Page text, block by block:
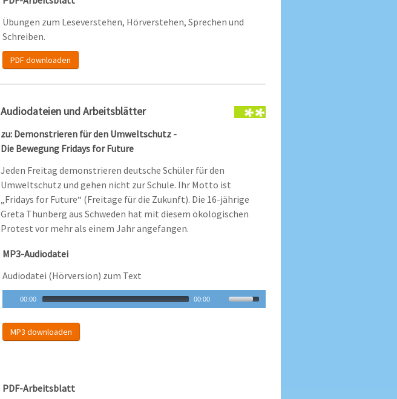
Übungen zum Leseverstehen, Hörverstehen, Sprechen und
Schreiben.
PDF downloaden
Audiodateien und Arbeitsblätter
zu: Demonstrieren für den Umweltschutz -
Die Bewegung Fridays for Future
Jeden Freitag demonstrieren deutsche Schüler für den
Umweltschutz und gehen nicht zur Schule. Ihr Motto ist
„Fridays for Future“ (Freitage für die Zukunft). Die 16-jährige
Greta Thunberg aus Schweden hat mit diesem ökologischen
Protest vor mehr als einem Jahr angefangen.
MP3-Audiodatei
Audiodatei (Hörversion) zum Text
00:00 00:00
MP3 downloaden
PDF-Arbeitsblatt